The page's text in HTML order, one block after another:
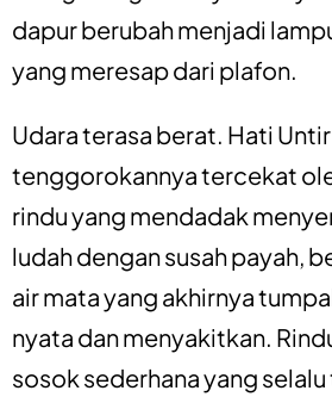
dapur berubah menjadi
yang meresap dari plafon.
Udara terasa berat. Hati
tenggorokannya tercekat
rindu yang mendadak
ludah dengan susah payah,
air mata yang akhirnya
nyata dan menyakitkan.
sosok sederhana yang